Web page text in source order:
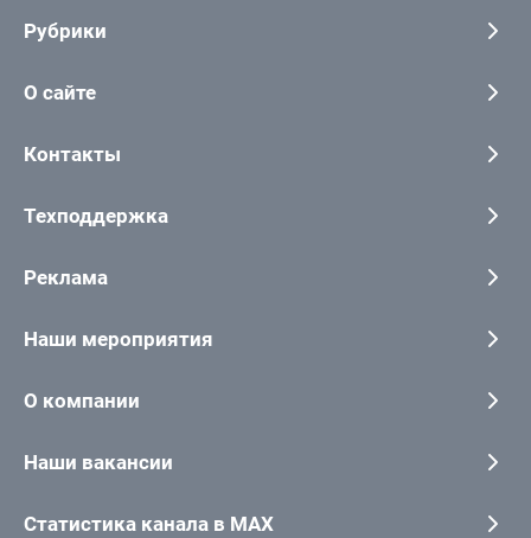
Рубрики
О сайте
Контакты
Техподдержка
Реклама
Наши мероприятия
О компании
Наши вакансии
Статистика канала в MAX